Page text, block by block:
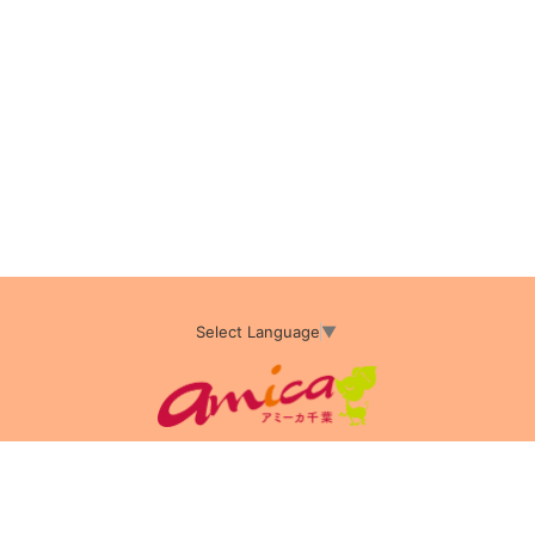
Select Language▼